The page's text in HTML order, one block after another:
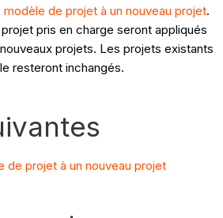
modèle de projet à un nouveau projet.
pris en charge seront appliqués
projets. Les projets existants
resteront inchangés.
de projet à un nouveau projet